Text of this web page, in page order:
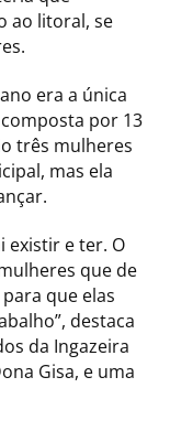
ao litoral, se
era a única
por 13
três mulheres
mas ela
existir e ter. O
que de
que elas
destaca
da Ingazeira
Gisa, e uma